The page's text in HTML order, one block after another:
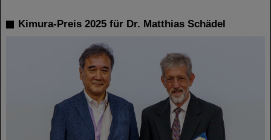
Kimura-Preis 2025 für Dr. Matthias Schädel